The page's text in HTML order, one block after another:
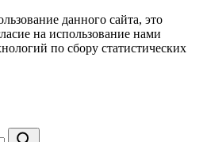
данного сайта, это
на использование нами
по сбору статистических